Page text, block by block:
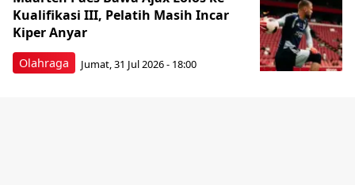
Olahraga
Kualifikasi III, Pelatih Masih Incar
Kiper Anyar
Jumat, 31 Jul 2026 - 18:00